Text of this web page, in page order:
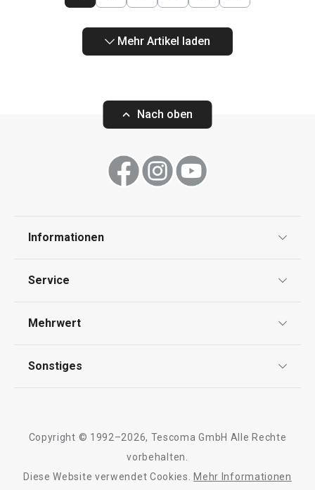
Mehr Artikel laden
Nach oben
Informationen
Impressum
Service
Kontaktformular
Mehrwert
Qualität
Sonstiges
Copyright © 1992–2026, Tescoma GmbH Alle Rechte
vorbehalten.
Diese Website verwendet Cookies. Mehr Informationen